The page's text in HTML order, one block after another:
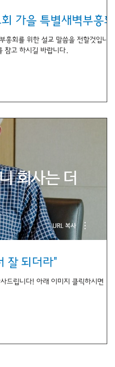
금): 사랑의 교회 가을 특별새벽부흥회
회를 위한 설교 말씀을 전할것입니다.
고 하시길 바랍니다.
잘 되더라"
립니다! 아래 이미지 클릭하시면